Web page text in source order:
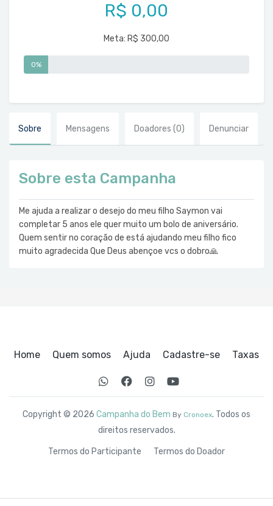
R$ 0,00
Meta: R$ 300,00
0%
Sobre Mensagens Doadores (0) Denunciar
Sobre esta Campanha
Me ajuda a realizar o desejo do meu filho Saymon vai
completar 5 anos ele quer muito um bolo de aniversário.
Quem sentir no coração de está ajudando meu filho fico
muito agradecida Que Deus abençoe vcs o dobro🙏
Home Quem somos Ajuda Cadastre-se Taxas
Copyright © 2026 Campanha do Bem By Cronoex. Todos os
direitos reservados.
Termos do Participante Termos do Doador